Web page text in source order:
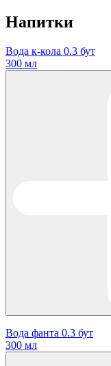
Напитки
Вода к-кола 0.3 бут
300 мл
Вода фанта 0.3 бут
300 мл